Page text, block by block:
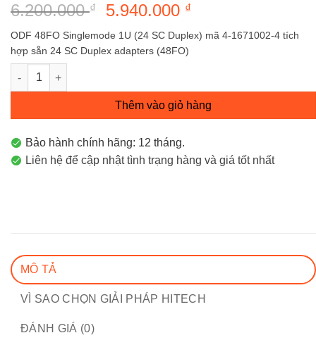
6.200.000₫
Giá
gốc
là:
6.200.000 ₫.
5.940.000 ₫
hiện
tại
ODF 48FO Singlemode 1U (24 SC Duplex) mã 4-1671002-4 tích
hợp sẵn 24 SC Duplex adapters (48FO)
ODF 48FO Singlemode 1U (24 SC DUPLEX) mã 4-1671002-4 số
Thêm vào giỏ hàng
Bảo hành chính hãng: 12 tháng.
Liên hệ để cập nhật tình trạng hàng và giá tốt nhất
MÔ TẢ
VÌ SAO CHỌN GIẢI PHÁP HITECH
ĐÁNH GIÁ (0)